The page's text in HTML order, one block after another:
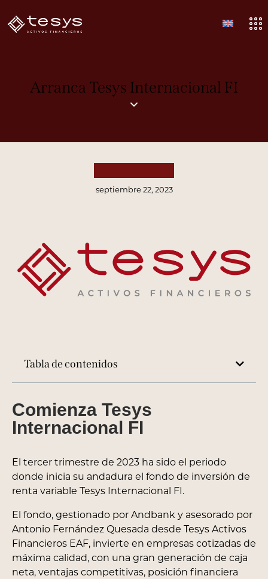
Arranca Tesys Internacional FI
septiembre 22, 2023
Tabla de contenidos
Comienza Tesys
Internacional FI
El tercer trimestre de 2023 ha sido el periodo
donde inicia su andadura el fondo de inversión de
renta variable Tesys Internacional FI.
El fondo, gestionado por Andbank y asesorado por
Antonio Fernández Quesada desde Tesys Activos
Financieros EAF, invierte en empresas cotizadas de
máxima calidad, con una gran generación de caja
neta, ventajas competitivas, posición financiera